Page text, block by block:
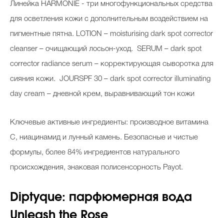
Линейка HARMONIE - три многофункциональных средства
для осветления кожи с дополнительным воздействием на
пигментные пятна. LOTION – moisturising dark spot corrector
cleanser – очищающий лосьон-уход. SERUM – dark spot
corrector radiance serum – корректирующая сыворотка для
сияния кожи. JOURSPF 30 – dark spot corrector illuminating
day cream – дневной крем, выравнивающий тон кожи
Ключевые активные ингредиенты: производное витамина
С, ниацинамид и лунный камень. Безопасные и чистые
формулы, более 84% ингредиентов натурального
происхождения, знаковая полисенсорность Payot.
Diptyque: парфюмерная вода
Unleash the Rose